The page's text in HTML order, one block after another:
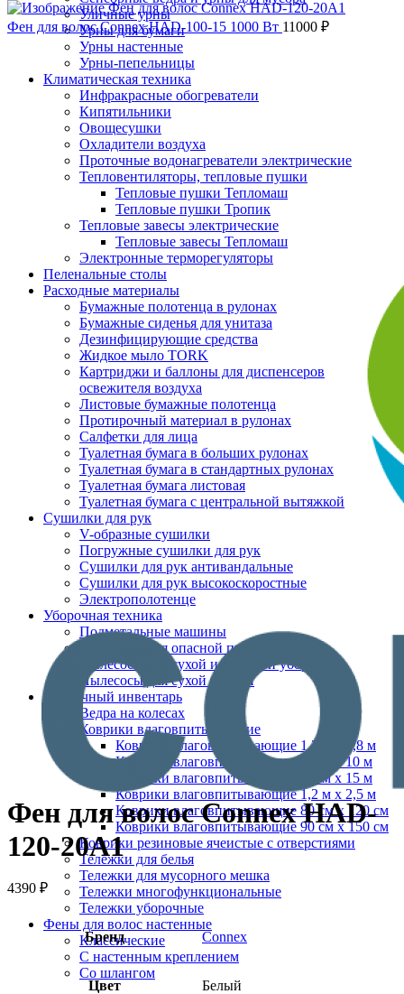
Уличные урны
Урны для бумаги
Урны настенные
Урны-пепельницы
Климатическая техника
Инфракрасные обогреватели
Кипятильники
Овощесушки
Охладители воздуха
Проточные водонагреватели электрические
Тепловентиляторы, тепловые пушки
Тепловые пушки Тепломаш
Тепловые пушки Тропик
Тепловые завесы электрические
Тепловые завесы Тепломаш
Электронные терморегуляторы
Пеленальные столы
Расходные материалы
Бумажные полотенца в рулонах
Бумажные сиденья для унитаза
Дезинфицирующие средства
Жидкое мыло TORK
Картриджи и баллоны для диспенсеров
освежителя воздуха
Листовые бумажные полотенца
Протирочный материал в рулонах
Салфетки для лица
Туалетная бумага в больших рулонах
Туалетная бумага в стандартных рулонах
Туалетная бумага листовая
Туалетная бумага с центральной вытяжкой
Сушилки для рук
V-образные сушилки
Погружные сушилки для рук
Сушилки для рук антивандальные
Сушилки для рук высокоскоростные
Электрополотенце
Уборочная техника
Подметальные машины
Пылесосы для опасной пыли
Пылесосы для сухой и влажной уборки
Пылесосы для сухой уборки
Уборочный инвентарь
Ведра на колесах
Коврики влаговпитывающие
Коврики влаговпитывающие 1,2 м х 1,8 м
Коврики влаговпитывающие 1,2 м х 10 м
Коврики влаговпитывающие 1,2 м х 15 м
Коврики влаговпитывающие 1,2 м х 2,5 м
Коврики влаговпитывающие 80 см х 120 см
Коврики влаговпитывающие 90 см х 150 см
Коврики резиновые ячеистые с отверстиями
Тележки для белья
Тележки для мусорного мешка
Тележки многофункциональные
Тележки уборочные
Фены для волос настенные
Классические
С настенным креплением
Со шлангом
Фен для волос Connex HAD-100-15 1000 Вт 11000 ₽
Нажмите, чтобы увеличить
Фен для волос Connex HAD-
120-20A1
4390 ₽
Бренд Connex
Цвет Белый